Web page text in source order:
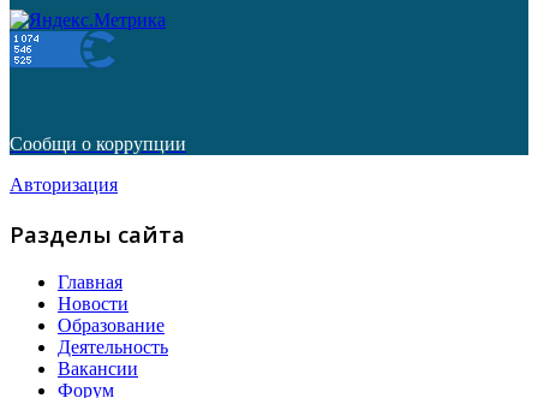
Сообщи о коррупции
Авторизация
Разделы сайта
Главная
Новости
Образование
Деятельность
Вакансии
Форум